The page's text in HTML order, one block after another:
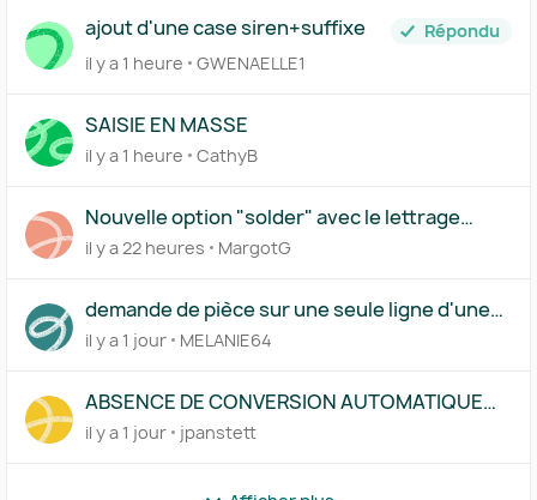
ajout d'une case siren+suffixe
Répondu
il y a 1 heure
GWENAELLE1
SAISIE EN MASSE
il y a 1 heure CathyB
Nouvelle option "solder" avec le lettrage
partiel
il y a 22 heures MargotG
demande de pièce sur une seule ligne d'une
transaction
il y a 1 jour MELANIE64
ABSENCE DE CONVERSION AUTOMATIQUE
D'UN COMPTE EN DEVISE SUR UNE SAISIE
MANUELLE
il y a 1 jour jpanstett